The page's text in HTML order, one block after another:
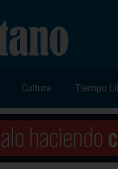
Cultura Tiempo